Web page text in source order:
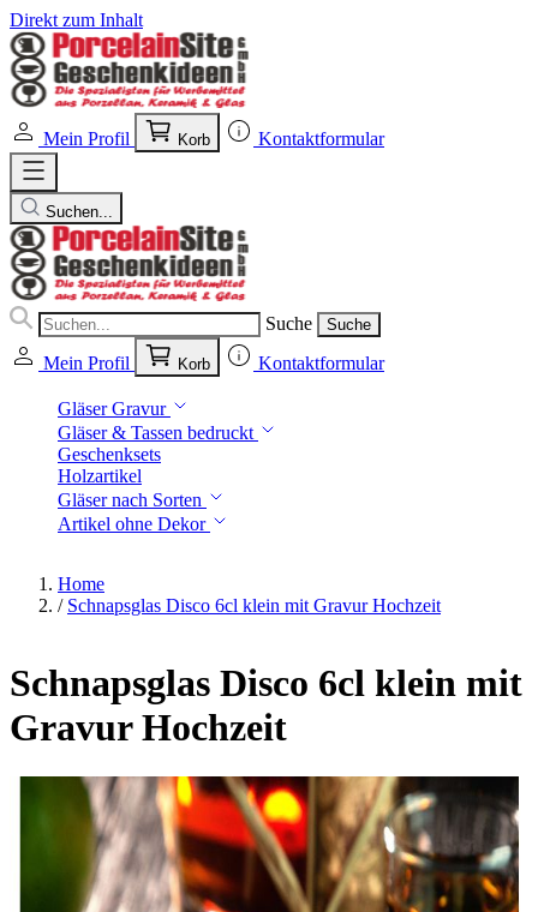
Direkt zum Inhalt
Mein Profil Korb Kontaktformular
Suchen...
Suche Suche
Mein Profil Korb Kontaktformular
Gläser Gravur
Gläser & Tassen bedruckt
Geschenksets
Holzartikel
Gläser nach Sorten
Artikel ohne Dekor
Home
/ Schnapsglas Disco 6cl klein mit Gravur Hochzeit
Schnapsglas Disco 6cl klein mit
Gravur Hochzeit